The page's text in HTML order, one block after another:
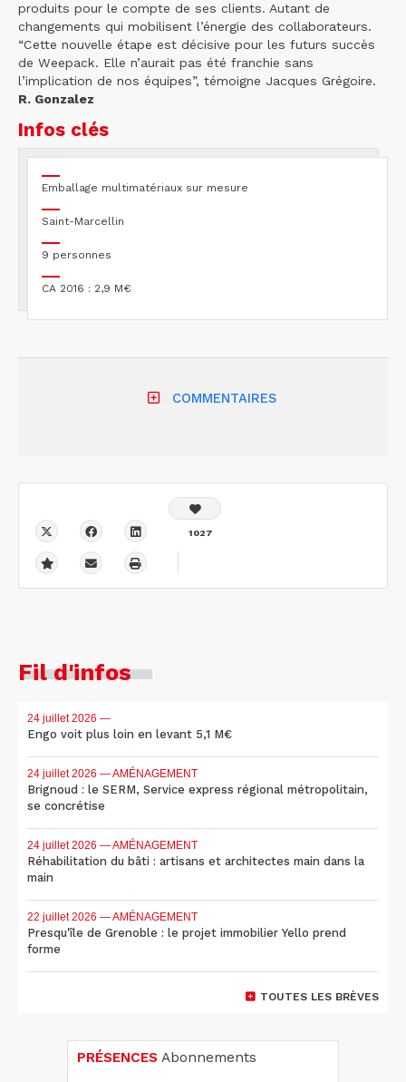
produits pour le compte de ses clients. Autant de
changements qui mobilisent l’énergie des collaborateurs.
“Cette nouvelle étape est décisive pour les futurs succès
de Weepack. Elle n’aurait pas été franchie sans
l’implication de nos équipes”, témoigne Jacques Grégoire.
R. Gonzalez
Infos clés
Emballage multimatériaux sur mesure
Saint-Marcellin
9 personnes
CA 2016 : 2,9 M€
COMMENTAIRES
1027
Fil d'infos
24 juillet 2026 —
Engo voit plus loin en levant 5,1 M€
24 juillet 2026 — AMÉNAGEMENT
Brignoud : le SERM, Service express régional métropolitain,
se concrétise
24 juillet 2026 — AMÉNAGEMENT
Réhabilitation du bâti : artisans et architectes main dans la
main
22 juillet 2026 — AMÉNAGEMENT
Presqu'île de Grenoble : le projet immobilier Yello prend
forme
TOUTES LES BRÈVES
PRÉSENCES Abonnements